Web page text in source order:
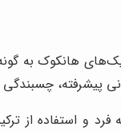
هانکوک به
پیشرفته،
و استفاده از